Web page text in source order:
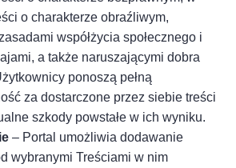
o charakterze obraźliwym,
współżycia społecznego i
a także naruszającymi dobra
ponoszą pełną
za dostarczone przez siebie treści
szkody powstałe w ich wyniku.
– Portal umożliwia dodawanie
wybranymi Treściami w nim